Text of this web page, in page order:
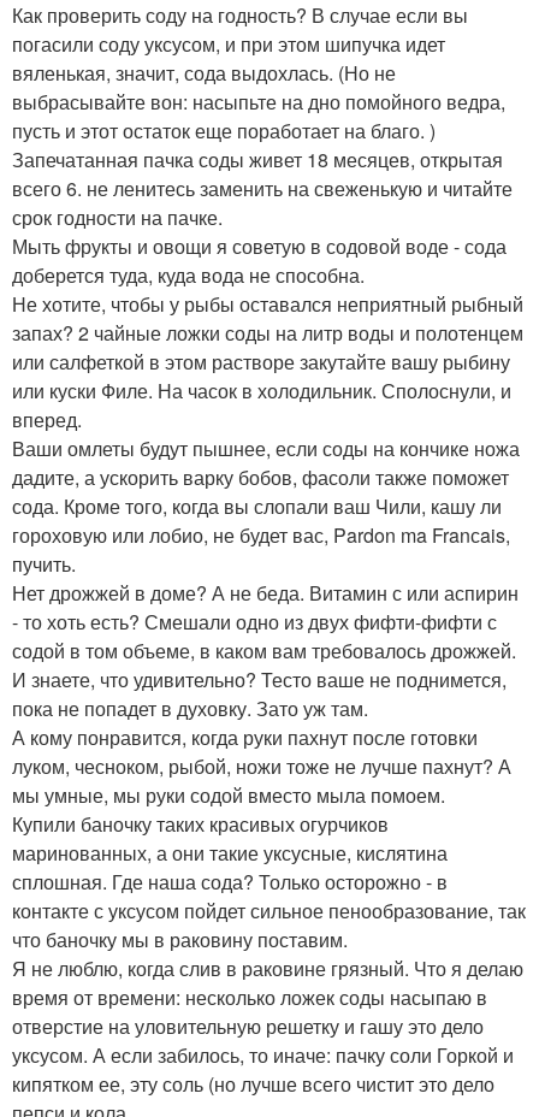
Как проверить соду на годность? В случае если вы
погасили соду уксусом, и при этом шипучка идет
вяленькая, значит, сода выдохлась. (Но не
выбрасывайте вон: насыпьте на дно помойного ведра,
пусть и этот остаток еще поработает на благо. )
Запечатанная пачка соды живет 18 месяцев, открытая
всего 6. не ленитесь заменить на свеженькую и читайте
срок годности на пачке.
Мыть фрукты и овощи я советую в содовой воде - сода
доберется туда, куда вода не способна.
Не хотите, чтобы у рыбы оставался неприятный рыбный
запах? 2 чайные ложки соды на литр воды и полотенцем
или салфеткой в этом растворе закутайте вашу рыбину
или куски Филе. На часок в холодильник. Сполоснули, и
вперед.
Ваши омлеты будут пышнее, если соды на кончике ножа
дадите, а ускорить варку бобов, фасоли также поможет
сода. Кроме того, когда вы слопали ваш Чили, кашу ли
гороховую или лобио, не будет вас, Pardon ma Franсais,
пучить.
Нет дрожжей в доме? А не беда. Витамин с или аспирин
- то хоть есть? Смешали одно из двух фифти-фифти с
содой в том объеме, в каком вам требовалось дрожжей.
И знаете, что удивительно? Тесто ваше не поднимется,
пока не попадет в духовку. Зато уж там.
А кому понравится, когда руки пахнут после готовки
луком, чесноком, рыбой, ножи тоже не лучше пахнут? А
мы умные, мы руки содой вместо мыла помоем.
Купили баночку таких красивых огурчиков
маринованных, а они такие уксусные, кислятина
сплошная. Где наша сода? Только осторожно - в
контакте с уксусом пойдет сильное пенообразование, так
что баночку мы в раковину поставим.
Я не люблю, когда слив в раковине грязный. Что я делаю
время от времени: несколько ложек соды насыпаю в
отверстие на уловительную решетку и гашу это дело
уксусом. А если забилось, то иначе: пачку соли Горкой и
кипятком ее, эту соль (но лучше всего чистит это дело